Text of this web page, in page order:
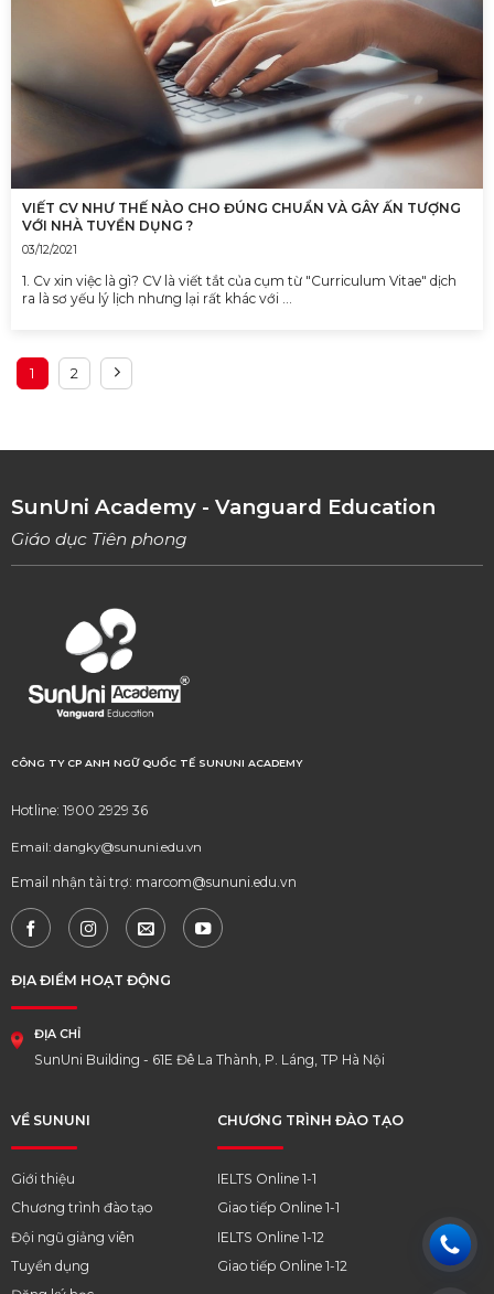
VIẾT CV NHƯ THẾ NÀO CHO ĐÚNG CHUẨN VÀ GÂY ẤN TƯỢNG
VỚI NHÀ TUYỂN DỤNG ?
03/12/2021
1. Cv xin việc là gì? CV là viết tắt của cụm từ "Curriculum Vitae" dịch
ra là sơ yếu lý lịch nhưng lại rất khác với …
1 2
SunUni Academy - Vanguard Education
Giáo dục Tiên phong
CÔNG TY CP ANH NGỮ QUỐC TẾ SUNUNI ACADEMY
Hotline: 1900 2929 36
Email: dangky@sununi.edu.vn
Email nhận tài trợ: marcom@sununi.edu.vn
VỀ SUNUNI
Giới thiệu
Chương trình đào tạo
Đội ngũ giảng viên
Tuyển dụng
ĐỊA ĐIỂM HOẠT ĐỘNG
ĐỊA CHỈ
SunUni Building - 61E Đê La Thành, P. Láng, TP Hà Nội
CHƯƠNG TRÌNH ĐÀO TẠO
IELTS Online 1-1
Giao tiếp Online 1-1
IELTS Online 1-12
Giao tiếp Online 1-12